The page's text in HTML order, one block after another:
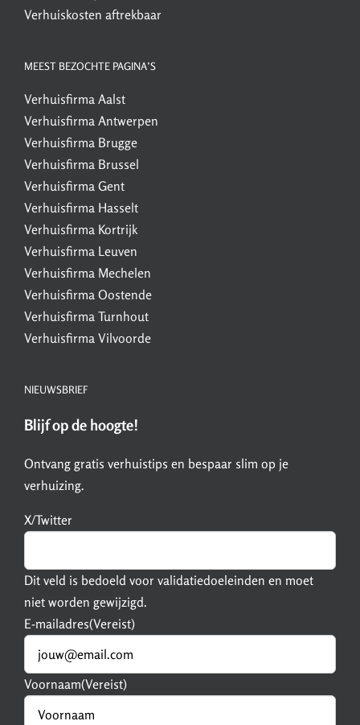
Verhuiskosten aftrekbaar
MEEST BEZOCHTE PAGINA’S
Verhuisfirma Aalst
Verhuisfirma Antwerpen
Verhuisfirma Brugge
Verhuisfirma Brussel
Verhuisfirma Gent
Verhuisfirma Hasselt
Verhuisfirma Kortrijk
Verhuisfirma Leuven
Verhuisfirma Mechelen
Verhuisfirma Oostende
Verhuisfirma Turnhout
Verhuisfirma Vilvoorde
NIEUWSBRIEF
Blijf op de hoogte!
Ontvang gratis verhuistips en bespaar slim op je
verhuizing.
X/Twitter
Dit veld is bedoeld voor validatiedoeleinden en moet
niet worden gewijzigd.
E-mailadres(Vereist)
Voornaam(Vereist)